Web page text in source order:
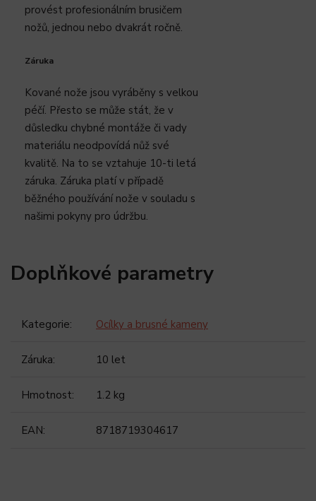
provést profesionálním brusičem
nožů, jednou nebo dvakrát ročně.
Záruka
Kované nože jsou vyráběny s velkou
péčí. Přesto se může stát, že v
důsledku chybné montáže či vady
materiálu neodpovídá nůž své
kvalitě. Na to se vztahuje 10-ti letá
záruka. Záruka platí v případě
běžného používání nože v souladu s
našimi pokyny pro údržbu.
Doplňkové parametry
Kategorie: Ocílky a brusné kameny
Záruka: 10 let
Hmotnost: 1.2 kg
EAN: 8718719304617